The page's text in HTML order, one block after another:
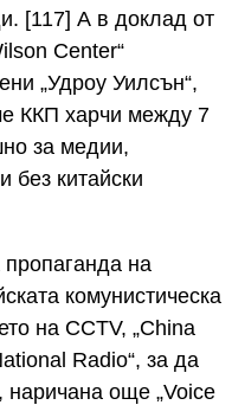
[117] А в доклад от
Center“
„Удроу Уилсън“,
ККП харчи между 7
за медии,
без китайски
на
комунистическа
на CCTV, „China
Radio“, за да
наричана още „Voice